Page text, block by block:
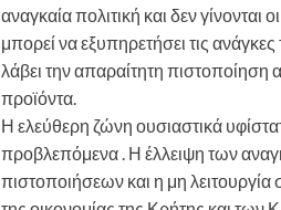
αναγκαία πολιτική και δεν
μπορεί να εξυπηρετήσει τις
λάβει την απαραίτητη
προϊόντα.
Η ελεύθερη ζώνη ουσιαστικά
προβλεπόμενα . Η έλλειψη των
πιστοποιήσεων και η μη